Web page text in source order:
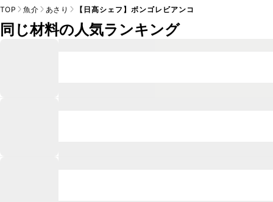
TOP 魚介 あさり 【日髙シェフ】ボンゴレビアンコ
同じ材料の人気ランキング